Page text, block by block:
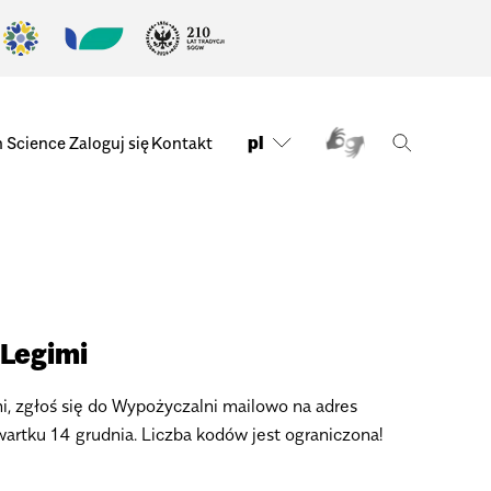
ScienceZaloguj sięKontakt pl
zgłoś się do Wypożyczalni mailowo na adres
14 grudnia. Liczba kodów jest ograniczona!